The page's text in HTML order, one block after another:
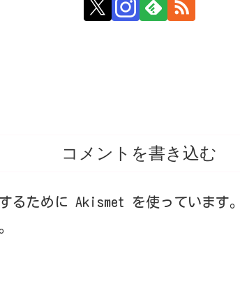
コメントを書き込む
るために Akismet を使っています。
。